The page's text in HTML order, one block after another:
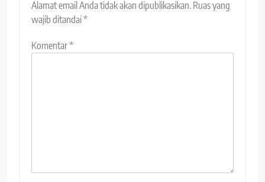
Alamat email Anda tidak akan dipublikasikan. Ruas yang
wajib ditandai*
Komentar*